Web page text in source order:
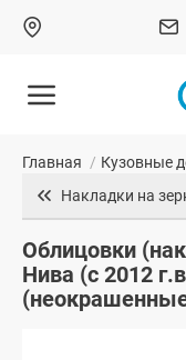
Главная / Кузовные
Накладки на
Облицовки
Нива (с 2012